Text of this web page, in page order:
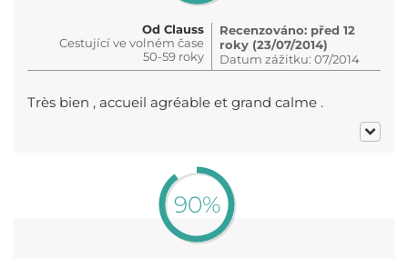
Od Clauss
Cestující ve volném čase
50-59 roky
Recenzováno: před 12
roky (23/07/2014)
Datum zážitku: 07/2014
Très bien , accueil agréable et grand calme .
90%